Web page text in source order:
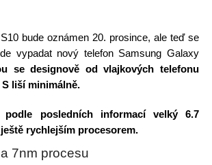
bude oznámen 20. prosince, ale teď se
vypadat nový telefon Samsung Galaxy
se designově od vlajkových telefonu
liší minimálně.
posledních informací velký 6.7
rychlejším procesorem.
7nm procesu